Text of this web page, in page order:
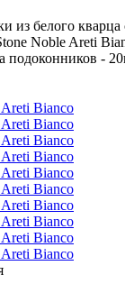
из белого
Noble Areti
подоконников -